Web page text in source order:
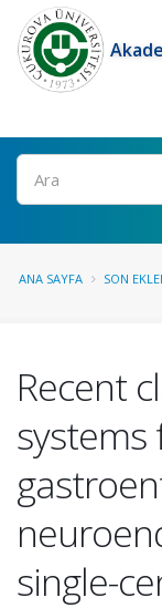
Ara
ANA SAYFA SON
Recent
systems
single-